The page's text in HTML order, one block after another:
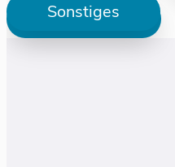
Sonstiges
Prüfen